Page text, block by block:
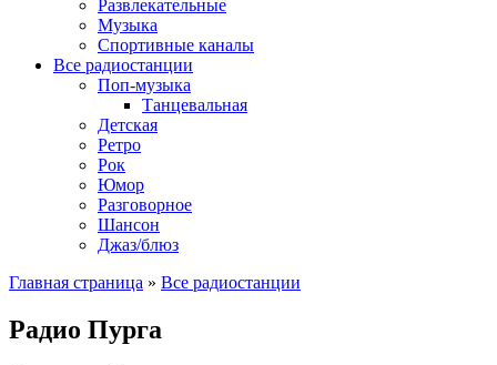
Развлекательные
Музыка
Спортивные каналы
Все радиостанции
Поп-музыка
Танцевальная
Детская
Ретро
Рок
Юмор
Разговорное
Шансон
Джаз/блюз
Главная страница » Все радиостанции
Радио Пурга